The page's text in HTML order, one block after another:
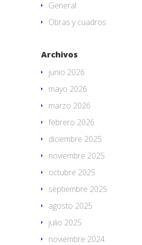
General
Obras y cuadros
Archivos
junio 2026
mayo 2026
marzo 2026
febrero 2026
diciembre 2025
noviembre 2025
octubre 2025
septiembre 2025
agosto 2025
julio 2025
noviembre 2024